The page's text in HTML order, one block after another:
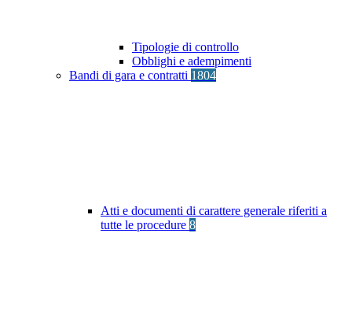
Tipologie di controllo
Obblighi e adempimenti
Bandi di gara e contratti 1804
Atti e documenti di carattere generale riferiti a
tutte le procedure 8